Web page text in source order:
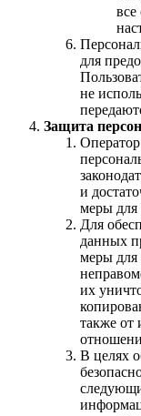
все
для
не
Защита
и
меры для
Для
данных
меры для
их
также от
В целях